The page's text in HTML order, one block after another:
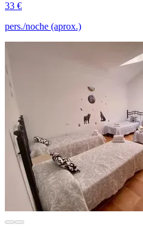
33 €
pers./noche (aprox.)